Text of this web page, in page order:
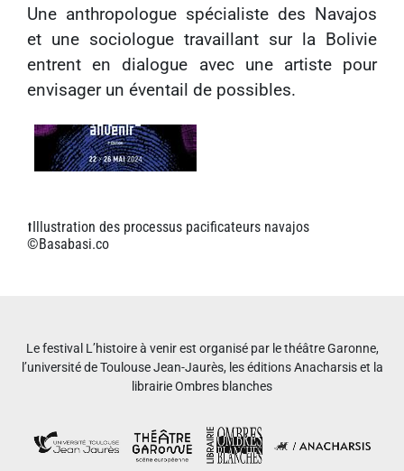
Une anthropologue spécialiste des Navajos
et une sociologue travaillant sur la Bolivie
entrent en dialogue avec une artiste pour
envisager un éventail de possibles.
⭡Illustration des processus pacificateurs navajos
©Basabasi.co
Le festival L’histoire à venir est organisé par le théâtre Garonne,
l’université de Toulouse Jean-Jaurès, les éditions Anacharsis et la
librairie Ombres blanches